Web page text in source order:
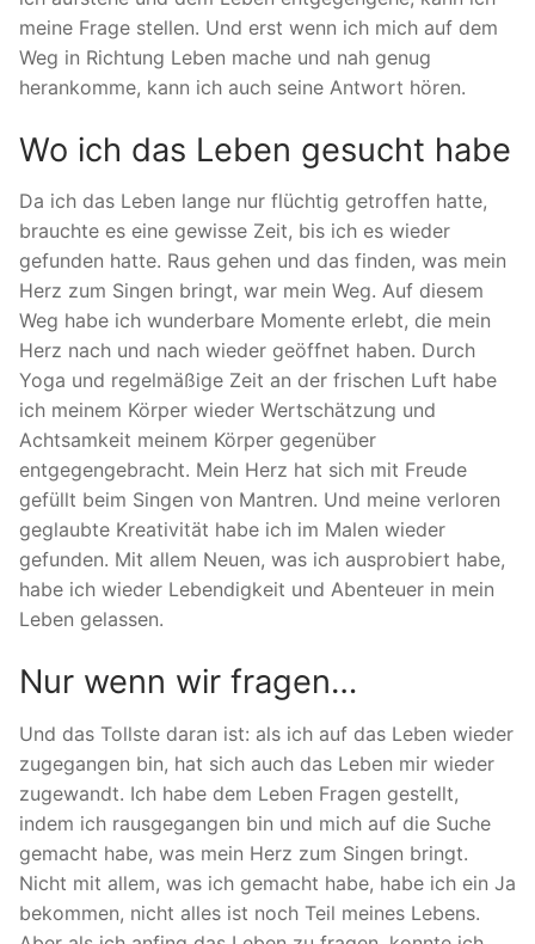
meine Frage stellen. Und erst wenn ich mich auf dem
Weg in Richtung Leben mache und nah genug
herankomme, kann ich auch seine Antwort hören.
Wo ich das Leben gesucht habe
Da ich das Leben lange nur flüchtig getroffen hatte,
brauchte es eine gewisse Zeit, bis ich es wieder
gefunden hatte. Raus gehen und das finden, was mein
Herz zum Singen bringt, war mein Weg. Auf diesem
Weg habe ich wunderbare Momente erlebt, die mein
Herz nach und nach wieder geöffnet haben. Durch
Yoga und regelmäßige Zeit an der frischen Luft habe
ich meinem Körper wieder Wertschätzung und
Achtsamkeit meinem Körper gegenüber
entgegengebracht. Mein Herz hat sich mit Freude
gefüllt beim Singen von Mantren. Und meine verloren
geglaubte Kreativität habe ich im Malen wieder
gefunden. Mit allem Neuen, was ich ausprobiert habe,
habe ich wieder Lebendigkeit und Abenteuer in mein
Leben gelassen.
Nur wenn wir fragen…
Und das Tollste daran ist: als ich auf das Leben wieder
zugegangen bin, hat sich auch das Leben mir wieder
zugewandt. Ich habe dem Leben Fragen gestellt,
indem ich rausgegangen bin und mich auf die Suche
gemacht habe, was mein Herz zum Singen bringt.
Nicht mit allem, was ich gemacht habe, habe ich ein Ja
bekommen, nicht alles ist noch Teil meines Lebens.